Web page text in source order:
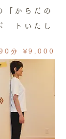
「からだの
ートいたし
分 ¥9,000